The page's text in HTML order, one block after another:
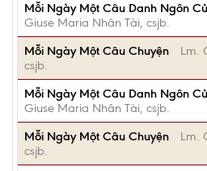
Mỗi Ngày Một Câu Danh Ngôn
Giuse Maria Nhân Tài, csjb.
Mỗi Ngày Một Câu Chuyện
Lm.
csjb.
Mỗi Ngày Một Câu Danh Ngôn
Giuse Maria Nhân Tài, csjb.
Mỗi Ngày Một Câu Chuyện
Lm.
csjb.